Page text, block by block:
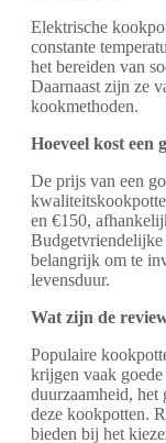
Elektrische
constante
het bereiden van
Daarnaast zijn ze
kookmethoden.
Hoeveel kost een
De prijs van een
en €150,
Budgetvriendelijke
belangrijk om te
levensduur.
Wat zijn de
Populaire
krijgen vaak
duurzaamheid, het
deze kookpotten.
bieden bij het